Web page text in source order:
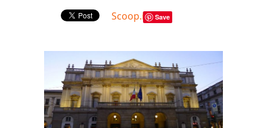
Scoop.it Save